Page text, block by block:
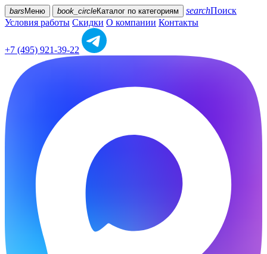
bars Меню book_circleКаталог по категориям searchПоиск
Условия работы Скидки О компании Контакты
+7 (495) 921-39-22